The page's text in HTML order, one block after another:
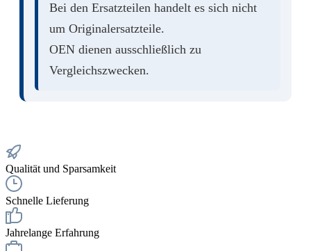
Bei den Ersatzteilen handelt es sich nicht
um Originalersatzteile.
OEN dienen ausschließlich zu
Vergleichszwecken.
Qualität und Sparsamkeit
Schnelle Lieferung
Jahrelange Erfahrung